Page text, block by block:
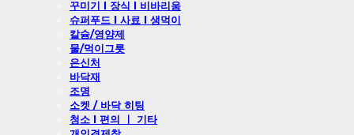
꾸미기 l 장식 l 비바리움
슈퍼푸드 l 사료 l 생먹이
칼슘/영양제
물/먹이그릇
은신처
바닥재
조명
소켓 / 바닥 히팅
청소 l 편의 ㅣ 기타